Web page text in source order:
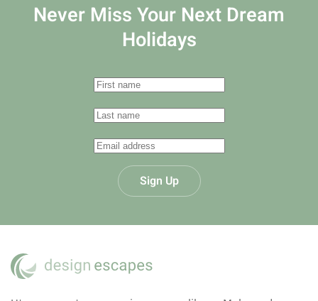
Never Miss Your Next Dream
Holidays
Sign Up